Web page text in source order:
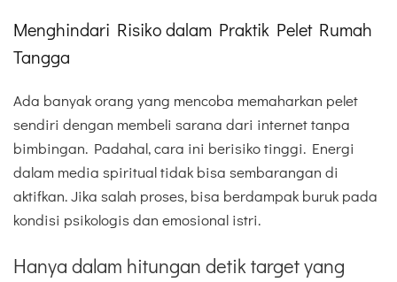
Menghindari Risiko dalam Praktik Pelet Rumah
Tangga
Ada banyak orang yang mencoba memaharkan pelet
sendiri dengan membeli sarana dari internet tanpa
bimbingan. Padahal, cara ini berisiko tinggi. Energi
dalam media spiritual tidak bisa sembarangan di
aktifkan. Jika salah proses, bisa berdampak buruk pada
kondisi psikologis dan emosional istri.
Hanya dalam hitungan detik target yang